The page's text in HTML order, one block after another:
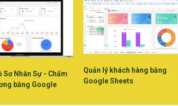
Sơ Nhân Sự - Chấm
bằng Google
Quản lý khách hàng bằng
Google Sheets